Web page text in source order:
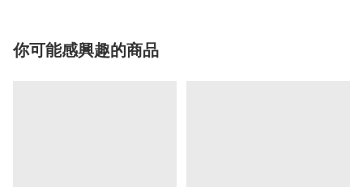
你可能感興趣的商品